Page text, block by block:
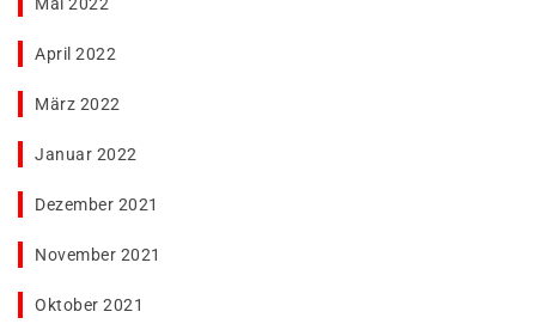
Mai 2022
April 2022
März 2022
Januar 2022
Dezember 2021
November 2021
Oktober 2021